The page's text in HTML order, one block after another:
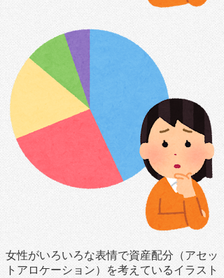
女性がいろいろな表情で資産配分（アセッ
トアロケーション）を考えているイラスト